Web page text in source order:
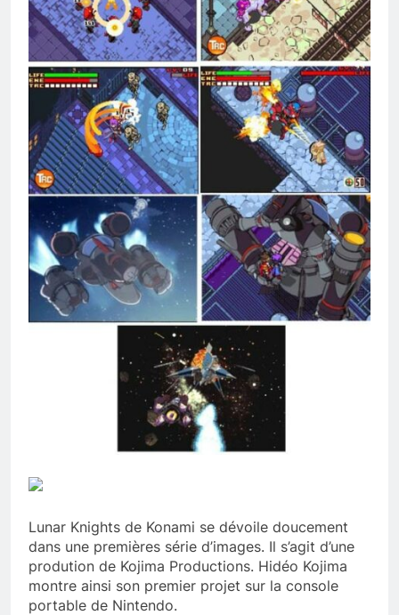
Lunar Knights de Konami se dévoile doucement
dans une premières série d’images. Il s’agit d’une
prodution de Kojima Productions. Hidéo Kojima
montre ainsi son premier projet sur la console
portable de Nintendo.